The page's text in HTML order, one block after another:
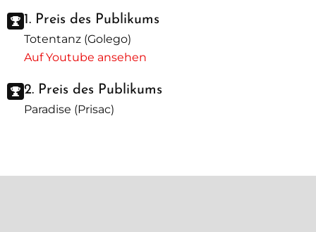
1. Preis des Publikums
Totentanz (Golego)
Auf Youtube ansehen
2. Preis des Publikums
Paradise (Prisac)